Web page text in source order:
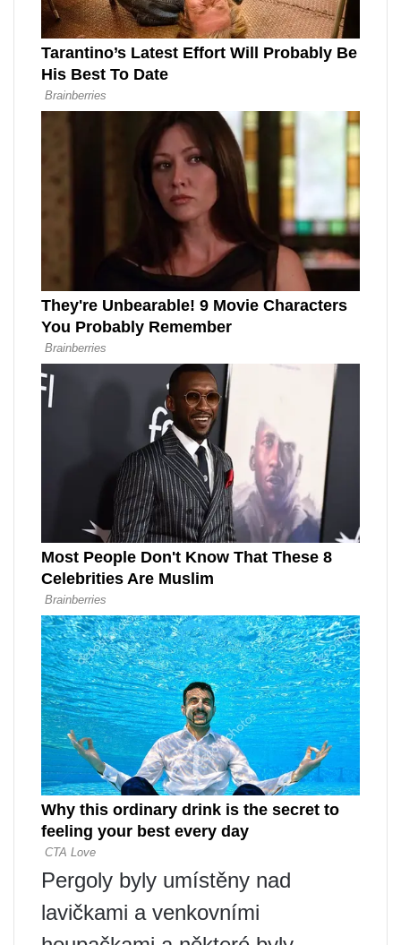
Pergoly byly umístěny nad
lavičkami a venkovními